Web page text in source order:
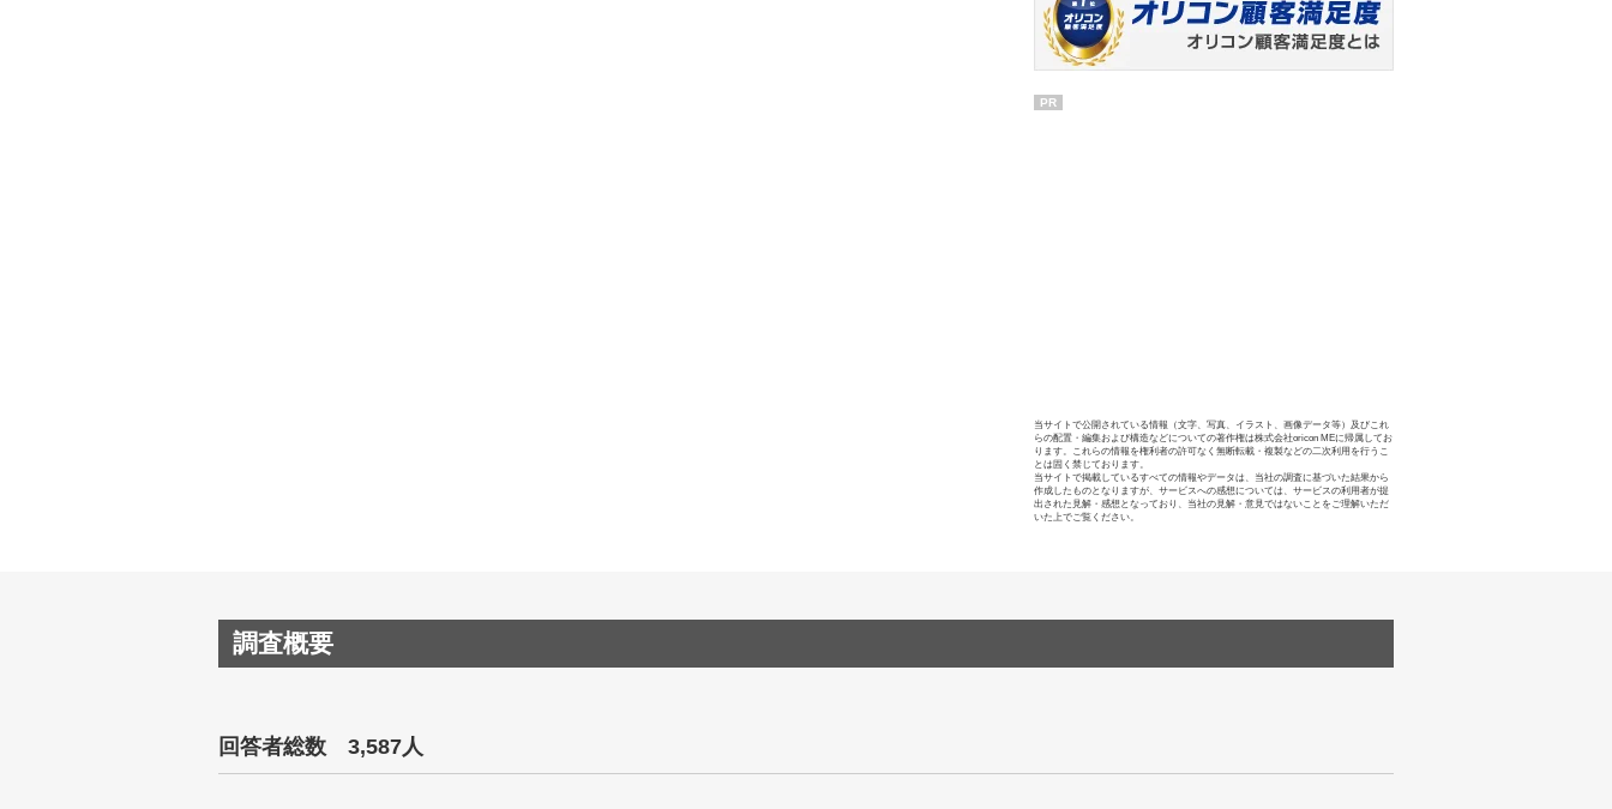
PR
当サイトで公開されている情報（文字、写真、イラスト、画像データ等）及びこれ
らの配置・編集および構造などについての著作権は株式会社oricon MEに帰属してお
ります。これらの情報を権利者の許可なく無断転載・複製などの二次利用を行うこ
とは固く禁じております。
当サイトで掲載しているすべての情報やデータは、当社の調査に基づいた結果から
作成したものとなりますが、サービスへの感想については、サービスの利用者が提
出された見解・感想となっており、当社の見解・意見ではないことをご理解いただ
いた上でご覧ください。
調査概要
回答者総数 3,587人